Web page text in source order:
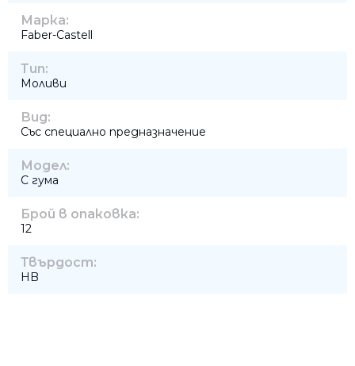
Марка:
Faber-Castell
Тип:
Моливи
Вид:
Със специално предназначение
Модел:
С гума
Брой в опаковка:
12
Твърдост:
HB